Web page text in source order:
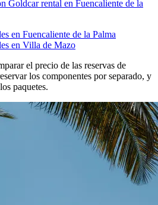
Goldcar rental en Fuencaliente de la
en Fuencaliente de la Palma
en Villa de Mazo
el precio de las reservas de
los componentes por separado, y
paquetes.